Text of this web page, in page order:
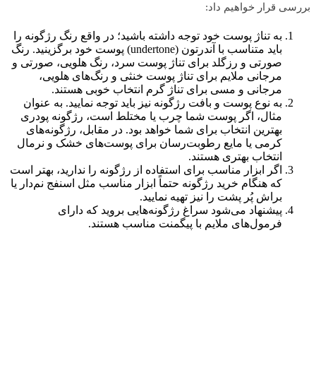
بررسی قرار خواهیم داد:
به تناژ پوست خود توجه داشته باشید؛ در واقع رنگ رژگونه را
باید متناسب با آندرتون (undertone) پوست خود برگزینید. رنگ
صورتی و رزگلد برای تناژ پوست سرد، رنگ هلویی، صورتی و
مرجانی ملایم برای تناژ پوست خنثی و رنگ‌های هلویی،
مرجانی و مسی برای تناژ گرم انتخاب خوبی هستند.
به نوع پوست و بافت رژگونه نیز باید توجه نمایید. به عنوان
مثال، اگر پوست شما چرب یا مختلط است، رژگونه پودری
بهترین انتخاب برای شما خواهد بود. در مقابل، رژگونه‌های
کرمی یا مایع رطوبت‌رسان برای پوست‌های خشک و نرمال
انتخاب بهتری هستند.
اگر ابزار مناسب برای استفاده از رژگونه را ندارید، بهتر است
که هنگام خرید رژگونه حتماً ابزار مناسب مثل اسنفج نم‌دار یا
براش پُر پشت را نیز تهیه نمایید.
پیشنهاد می‌شود سراغ رژگونه‌هایی بروید که دارای
فرمول‌های ملایم با پیگمنت مناسب هستند.